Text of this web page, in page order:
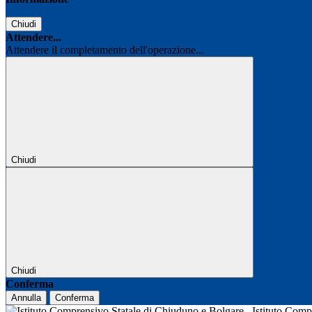
Chiudi
Attendere...
Attendere il completamento dell'operazione...
Chiudi
Chiudi
Conferma
Annulla Conferma